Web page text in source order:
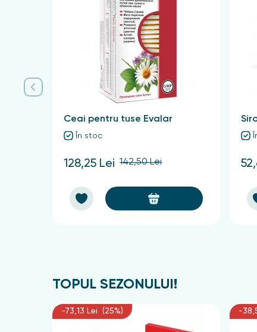
Recomandări pentru
O lingură de materie primă se toarnă într-
răcire, infuzia este stoarsă și volumul
Ceai pentru tuse Evalar
În stoc
128,25 Lei 142,50 Lei
TOPUL SEZONULUI!
-73,13 Lei (25%) -